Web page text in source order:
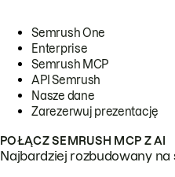
Semrush One
Enterprise
Semrush MCP
API Semrush
Nasze dane
Zarezerwuj prezentację
POŁĄCZ SEMRUSH MCP Z AI
Najbardziej rozbudowany